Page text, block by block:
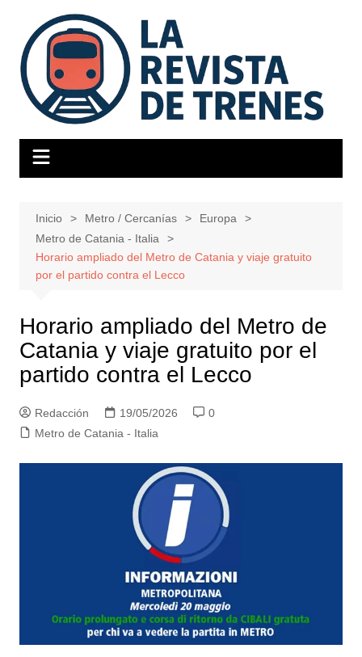
contenido
Inicio Metro / Cercanías
Europa
Metro de Catania - Italia
Horario ampliado del Metro de Catania y viaje gratuito
por el partido contra el Lecco
Horario ampliado del Metro de
Catania y viaje gratuito por el
partido contra el Lecco
Redacción 19/05/2026
0
Metro de Catania - Italia